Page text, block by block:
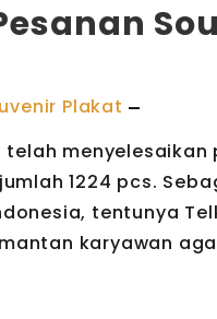
Plakat
1224 pcs.
tentunya
karyawan